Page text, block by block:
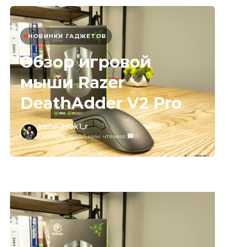
НОВИНКИ ГАДЖЕТОВ
Обзор игровой
мыши Razer
DeathAdder V2 Pro
peno_blok1_r
1 апреля 2025/1 мин. чтения/ 0